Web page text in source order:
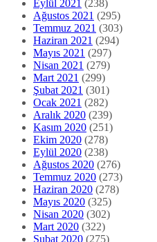
Aralık 2020(239)
Kasım 2020(251)
Ekim 2020(278)
Eylül 2020(238)
Ağustos 2020(276)
Temmuz 2020(273)
Haziran 2020(278)
Mayıs 2020(325)
Nisan 2020(302)
Mart 2020(322)
Şubat 2020(275)
Ocak 2020 (263)
Aralık 2019(276)
Kasım 2019(260)
Ekim 2019(257)
Eylül 2019(269)
Ağustos 2019(321)
Temmuz 2019(308)
Haziran 2019(258)